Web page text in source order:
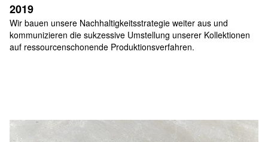
2019
Wir bauen unsere Nachhaltigkeitsstrategie weiter aus und
kommunizieren die sukzessive Umstellung unserer Kollektionen
auf ressourcenschonende Produktionsverfahren.